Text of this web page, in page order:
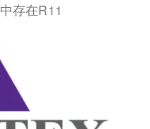
存在R11